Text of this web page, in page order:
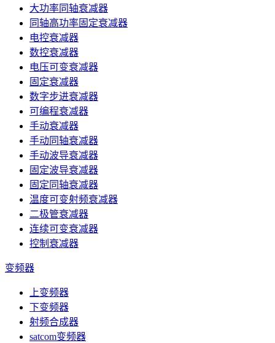
大功率同轴衰减器
同轴高功率固定衰减器
电控衰减器
数控衰减器
电压可变衰减器
固定衰减器
数字步进衰减器
可编程衰减器
手动衰减器
手动同轴衰减器
手动波导衰减器
固定波导衰减器
固定同轴衰减器
温度可变射频衰减器
二极管衰减器
连续可变衰减器
控制衰减器
变频器
上变频器
下变频器
射频合成器
satcom变频器